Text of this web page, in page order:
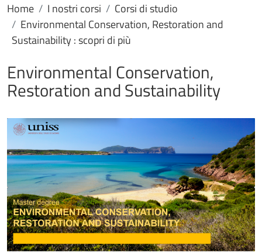
Home I nostri corsi
Corsi di studio
Environmental Conservation, Restoration and
Sustainability : scopri di più
Environmental Conservation,
Restoration and Sustainability